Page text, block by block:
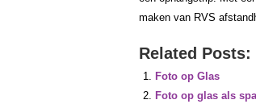
maken van RVS
Related Posts:
Foto op Glas
Foto op glas als